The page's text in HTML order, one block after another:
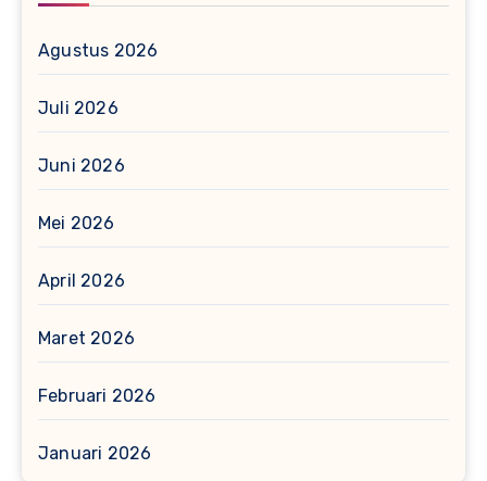
Agustus 2026
Juli 2026
Juni 2026
Mei 2026
April 2026
Maret 2026
Februari 2026
Januari 2026